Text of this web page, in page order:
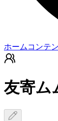
ホーム コンテ
友寄ム